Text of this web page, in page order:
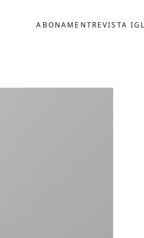
ABONAMENTREVISTA